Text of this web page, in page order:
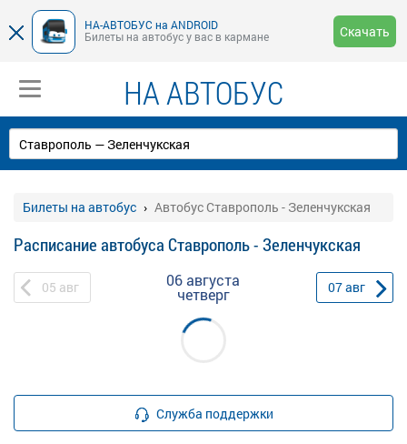
НА-АВТОБУС на ANDROID
Билеты на автобус у вас в кармане
Скачать
НА АВТОБУС
Билеты на автобус Автобус Ставрополь - Зеленчукская
Расписание автобуса Ставрополь - Зеленчукская
05 авг 06 августа
четверг 07авг
Служба поддержки